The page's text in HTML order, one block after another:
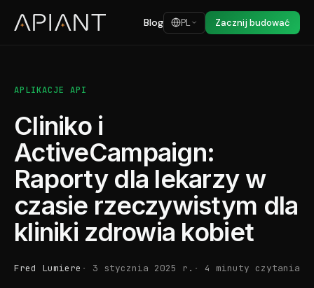
Blog PL Zacznij budować
APLIKACJE API
Cliniko i
ActiveCampaign:
Raporty dla lekarzy w
czasie rzeczywistym dla
kliniki zdrowia kobiet
Fred Lumiere 3 stycznia 2025 r. 4 minuty czytania